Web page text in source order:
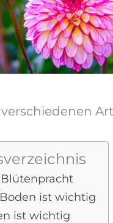
ist wichtig
ist wichtig